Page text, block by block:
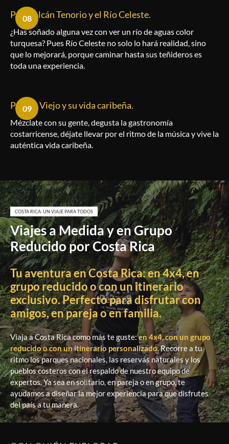
P.N. Volcán Tenorio y el Río Celeste.
08
¿Has soñado alguna vez con ver un río de aguas color
turquesa? Pues Río Celeste no solo lo hará realidad, sino
que lo mejorará, porque caminar hasta sus teñideros es
toda una experiencia.
Puerto Viejo y su vida caribeña.
09
Mézclate con su gente, degusta la gastronomía
costarricense, déjate llevar por el ritmo de la música y vive la
auténtica vida caribeña.
COSTA RICA: UN VIAJE PARA TODOS
Viajes a Medida y en Grupo
Reducido por Costa Rica
Tu aventura en Costa Rica: en 4x4, en
grupo reducido o con un itinerario
exclusivo. Perfecto para disfrutar con
amigos, en pareja o en familia.
Viaja a Costa Rica como más te guste:en 4x4, con un grupo
reducido o con un itinerario personalizado. Recorre a tu
ritmo los parques nacionales, las reservas naturales y los
pueblos costeros con el respaldo de nuestro equipo de
expertos. Ya sea en solitario, en pareja o en grupo, te
ayudamos a diseñar la mejor experiencia para que disfrutes
del país a tu manera.